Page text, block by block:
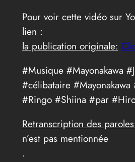
Pour voir cette vidéo sur
lien :
la publication originale:
#Musique #Mayonakawa
#célibataire #Mayonakawa
#Ringo #Shiina #par
Retranscription des
n’est pas mentionnée
.